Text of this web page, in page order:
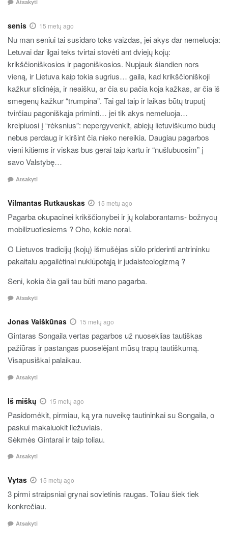
Atsakyti
senis 15 metų ago
Nu man seniui tai susidaro toks vaizdas, jei akys dar nemeluoja:
Letuvai dar ilgai teks tvirtai stovėti ant dviejų kojų:
krikščioniškosios ir pagoniškosios. Nupjauk šiandien nors
vieną, ir Lietuva kaip tokia sugrius… gaila, kad krikščioniškoji
kažkur slidinėja, ir neaišku, ar čia su pačia koja kažkas, ar čia iš
smegenų kažkur “trumpina”. Tai gal taip ir laikas būtų truputį
tvirčiau pagoniškąja priminti… jei tik akys nemeluoja…
kreipiuosi į “rėksnius”: nepergyvenkit, abiejų lietuviškumo būdų
nebus perdaug ir kiršint čia nieko nereikia. Daugiau pagarbos
vieni kitiems ir viskas bus gerai taip kartu ir “nušlubuosim” į
savo Valstybę…
Atsakyti
Vilmantas Rutkauskas 15 metų ago
Pagarba okupacinei krikščionybei ir jų kolaborantams- božnycų
mobilizuotiesiems ? Oho, kokie norai.
O Lietuvos tradicijų (kojų) išmušėjas siūlo priderinti antrininku
pakaitalu apgailėtinai nuklūpotąją ir judaisteologizmą ?
Seni, kokia čia gali tau būti mano pagarba.
Atsakyti
Jonas Vaiškūnas 15 metų ago
Gintaras Songaila vertas pagarbos už nuoseklias tautiškas
pažiūras ir pastangas puoselėjant mūsų trapų tautiškumą.
Visapusiškai palaikau.
Atsakyti
Iš miškų 15 metų ago
Pasidomėkit, pirmiau, ką yra nuveikę tautininkai su Songaila, o
paskui makaluokit liežuviais.
Sėkmės Gintarai ir taip toliau.
Atsakyti
Vytas 15 metų ago
3 pirmi straipsniai grynai sovietinis raugas. Toliau šiek tiek
konkrečiau.
Atsakyti